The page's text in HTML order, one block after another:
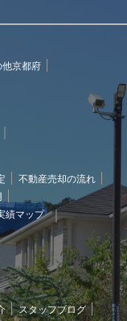
他京都府
不動産売却の流れ
績マップ
スタッフブログ